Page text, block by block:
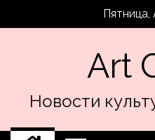
Пятница,
Art
Новости